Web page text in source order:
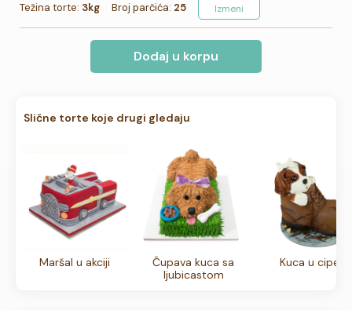
Težina torte: 3kg Broj parčića: 25 Izmeni
Dodaj u korpu
Slične torte koje drugi gledaju
Maršal u akciji
Čupava kuca sa
ljubicastom
Kuca u cipeli